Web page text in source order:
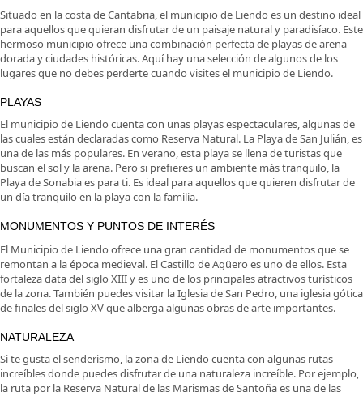
Situado en la costa de Cantabria, el municipio de Liendo es un destino ideal
para aquellos que quieran disfrutar de un paisaje natural y paradisíaco. Este
hermoso municipio ofrece una combinación perfecta de playas de arena
dorada y ciudades históricas. Aquí hay una selección de algunos de los
lugares que no debes perderte cuando visites el municipio de Liendo.
PLAYAS
El municipio de Liendo cuenta con unas playas espectaculares, algunas de
las cuales están declaradas como Reserva Natural. La Playa de San Julián, es
una de las más populares. En verano, esta playa se llena de turistas que
buscan el sol y la arena. Pero si prefieres un ambiente más tranquilo, la
Playa de Sonabia es para ti. Es ideal para aquellos que quieren disfrutar de
un día tranquilo en la playa con la familia.
MONUMENTOS Y PUNTOS DE INTERÉS
El Municipio de Liendo ofrece una gran cantidad de monumentos que se
remontan a la época medieval. El Castillo de Agüero es uno de ellos. Esta
fortaleza data del siglo XIII y es uno de los principales atractivos turísticos
de la zona. También puedes visitar la Iglesia de San Pedro, una iglesia gótica
de finales del siglo XV que alberga algunas obras de arte importantes.
NATURALEZA
Si te gusta el senderismo, la zona de Liendo cuenta con algunas rutas
increíbles donde puedes disfrutar de una naturaleza increíble. Por ejemplo,
la ruta por la Reserva Natural de las Marismas de Santoña es una de las